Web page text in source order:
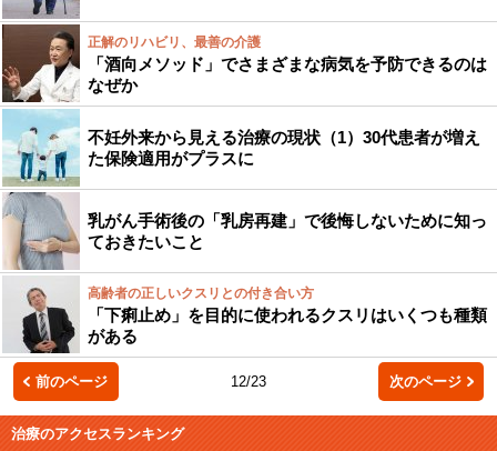
正解のリハビリ、最善の介護
「酒向メソッド」でさまざまな病気を予防できるのは
なぜか
不妊外来から見える治療の現状（1）30代患者が増え
た保険適用がプラスに
乳がん手術後の「乳房再建」で後悔しないために知っ
ておきたいこと
高齢者の正しいクスリとの付き合い方
「下痢止め」を目的に使われるクスリはいくつも種類
がある
前のページ 12/23 次のページ
治療のアクセスランキング